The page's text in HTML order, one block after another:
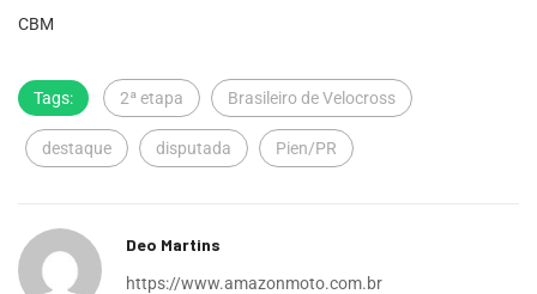
CBM
Tags: 2ª etapa Brasileiro de Velocross
destaque disputada Pien/PR
Deo Martins
https://www.amazonmoto.com.br